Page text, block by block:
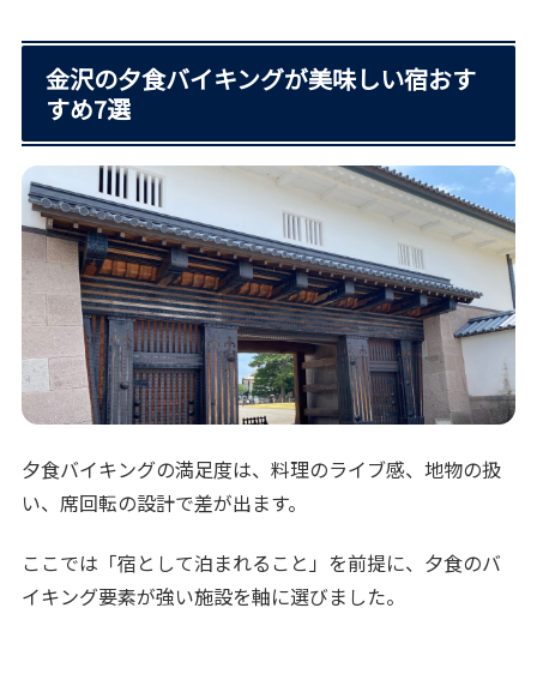
金沢の夕食バイキングが美味しい宿おす
すめ7選
夕食バイキングの満足度は、料理のライブ感、地物の扱
い、席回転の設計で差が出ます。
ここでは「宿として泊まれること」を前提に、夕食のバ
イキング要素が強い施設を軸に選びました。